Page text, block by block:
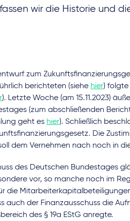
wir die Historie und
zum
berichteten (siehe hier) folgte
). Letzte Woche (am 15.11.2023)
(zum abschließenden
geht es hier). Schließlich
Die
dem Vernehmen nach noch in
des Deutschen Bundestages
vor, so manche noch im
die
auch der Finanzausschuss die
des § 19a EStG anregte.